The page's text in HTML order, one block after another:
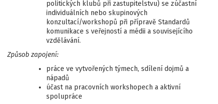
politických klubů při zastupitelstvu) se zúčastní
individuálních nebo skupinových
konzultací/workshopů při přípravě Standardů
komunikace s veřejností a médii a souvisejícího
vzdělávání.
Způsob zapojení:
práce ve vytvořených týmech, sdílení dojmů a
nápadů
účast na pracovních workshopech a aktivní
spolupráce